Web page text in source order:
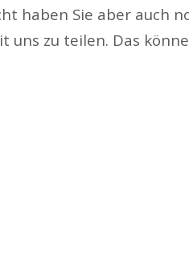
haben Sie aber auch
zu teilen. Das